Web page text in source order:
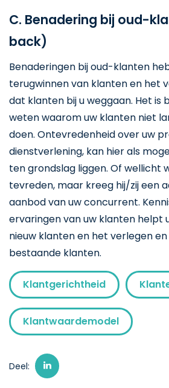
C. Benadering bij oud-
back)
Benaderingen bij oud-klanten
terugwinnen van klanten en het
dat klanten bij u weggaan. Het is
weten waarom uw klanten niet
doen. Ontevredenheid over uw
dienstverlening, kan hier als
ten grondslag liggen. Of wellicht
tevreden, maar kreeg hij/zij een
aanbod van uw concurrent.
ervaringen van uw klanten helpt
nieuw klanten en het verlegen
bestaande klanten.
Klantgerichtheid
Klantwaardemodel
Deel: